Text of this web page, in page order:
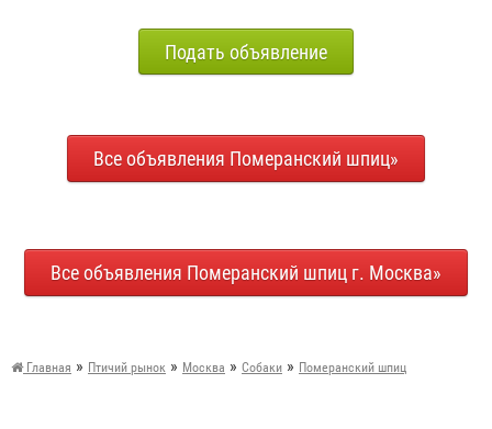
Подать объявление
Все объявления Померанский шпиц»
Все объявления Померанский шпиц г. Москва»
Главная » Птичий рынок » Москва » Собаки » Померанский шпиц